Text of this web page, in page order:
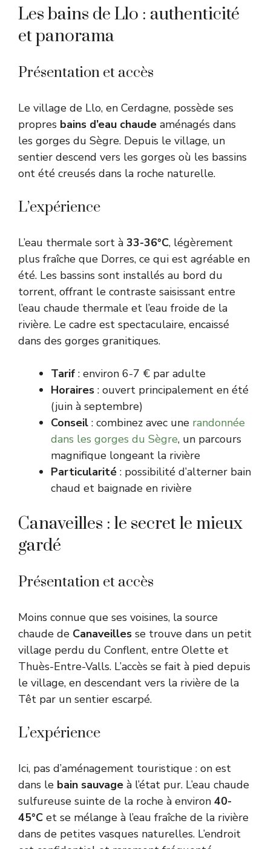
Les bains de Llo : authenticité
et panorama
Présentation et accès
Le village de Llo, en Cerdagne, possède ses
propres bains d’eau chaude aménagés dans
les gorges du Sègre. Depuis le village, un
sentier descend vers les gorges où les bassins
ont été creusés dans la roche naturelle.
L’expérience
L’eau thermale sort à 33-36°C, légèrement
plus fraîche que Dorres, ce qui est agréable en
été. Les bassins sont installés au bord du
torrent, offrant le contraste saisissant entre
l’eau chaude thermale et l’eau froide de la
rivière. Le cadre est spectaculaire, encaissé
dans des gorges granitiques.
Tarif : environ 6-7 € par adulte
Horaires : ouvert principalement en été
(juin à septembre)
Conseil : combinez avec une randonnée
dans les gorges du Sègre, un parcours
magnifique longeant la rivière
Particularité : possibilité d’alterner bain
chaud et baignade en rivière
Canaveilles : le secret le mieux
gardé
Présentation et accès
Moins connue que ses voisines, la source
chaude de Canaveilles se trouve dans un petit
village perdu du Conflent, entre Olette et
Thuès-Entre-Valls. L’accès se fait à pied depuis
le village, en descendant vers la rivière de la
Têt par un sentier escarpé.
L’expérience
Ici, pas d’aménagement touristique : on est
dans le bain sauvage à l’état pur. L’eau chaude
sulfureuse suinte de la roche à environ 40-
45°C et se mélange à l’eau fraîche de la rivière
dans de petites vasques naturelles. L’endroit